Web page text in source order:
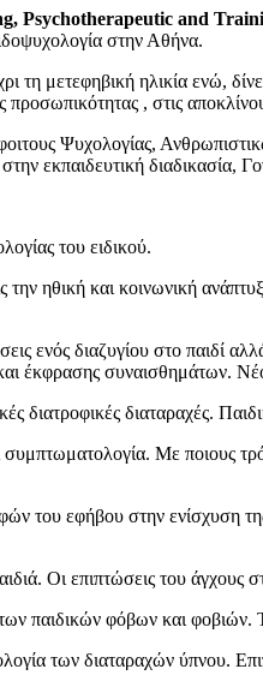
Psychotherapeutic and
στην Αθήνα.
μετεφηβική ηλικία ενώ,
, στις
Ψυχολογίας,
εκπαιδευτική διαδικασία,
του ειδικού.
ηθική και κοινωνική
ενός διαζυγίου στο παιδί
και έκφρασης συναισθημάτων.
διατροφικές διαταραχές.
συμπτωματολογία. Με ποιους
του εφήβου στην ενίσχυση
Οι επιπτώσεις του άγχους
παιδικών φόβων και φοβιών.
των διαταραχών ύπνου.